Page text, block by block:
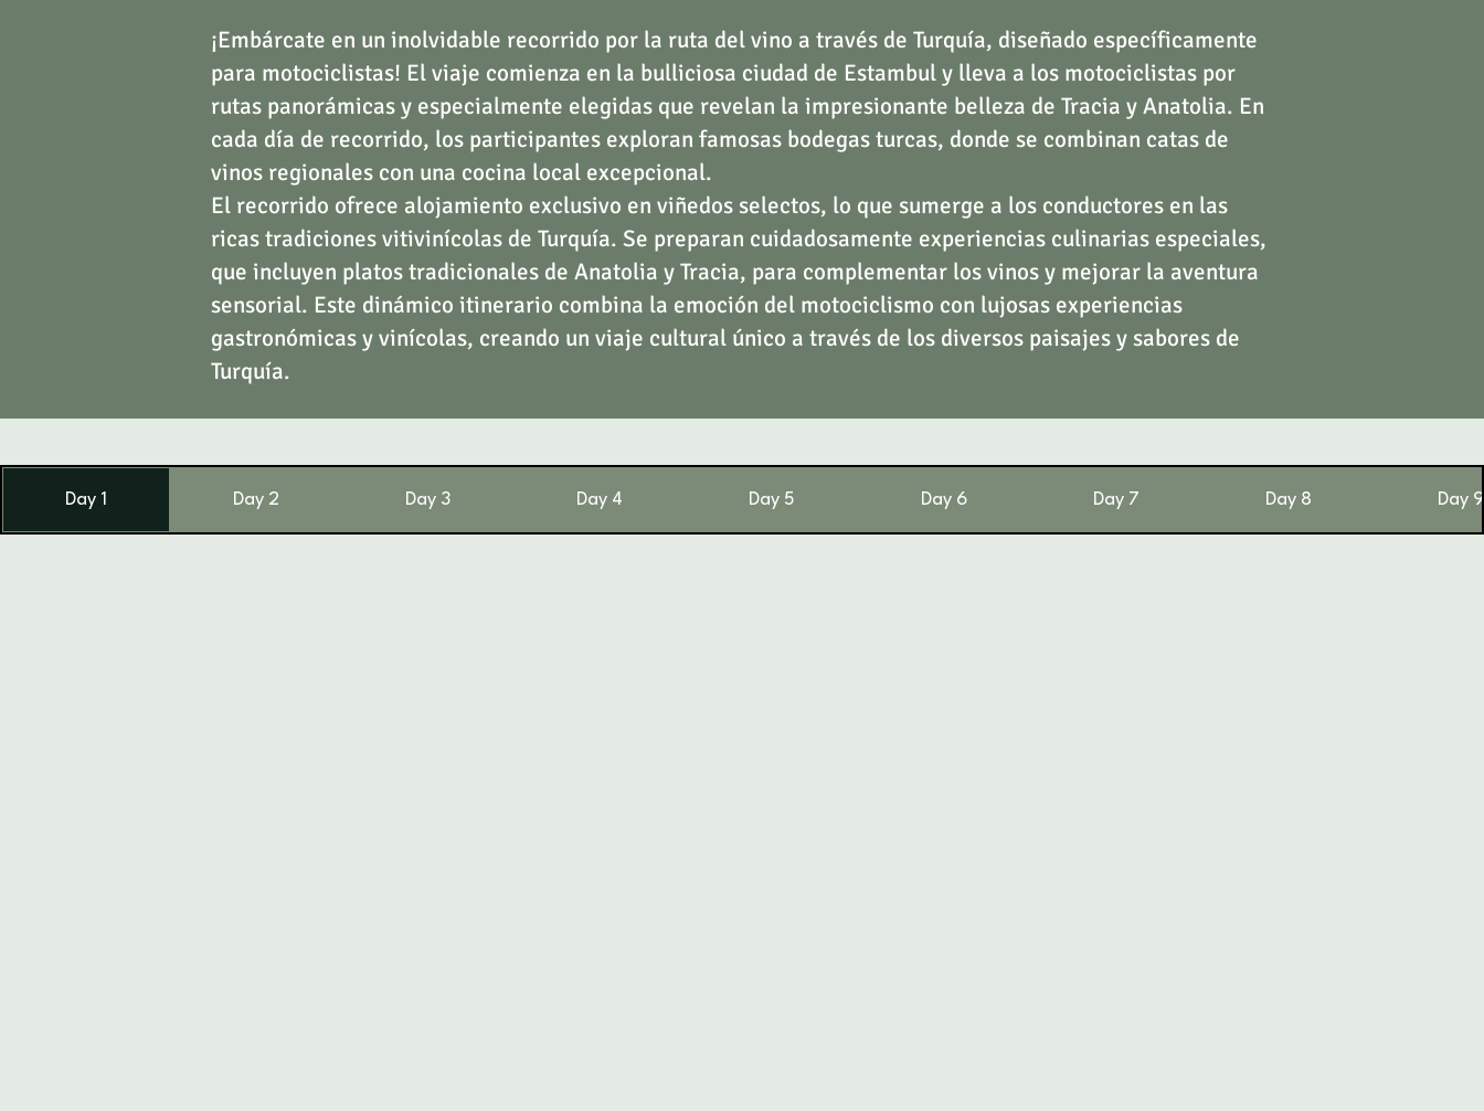
¡Embárcate en un inolvidable recorrido por la ruta del vino a través de Turquía, diseñado específicamente
para motociclistas! El viaje comienza en la bulliciosa ciudad de Estambul y lleva a los motociclistas por
rutas panorámicas y especialmente elegidas que revelan la impresionante belleza de Tracia y Anatolia. En
cada día de recorrido, los participantes exploran famosas bodegas turcas, donde se combinan catas de
vinos regionales con una cocina local excepcional.
El recorrido ofrece alojamiento exclusivo en viñedos selectos, lo que sumerge a los conductores en las
ricas tradiciones vitivinícolas de Turquía. Se preparan cuidadosamente experiencias culinarias especiales,
que incluyen platos tradicionales de Anatolia y Tracia, para complementar los vinos y mejorar la aventura
sensorial. Este dinámico itinerario combina la emoción del motociclismo con lujosas experiencias
gastronómicas y vinícolas, creando un viaje cultural único a través de los diversos paisajes y sabores de
Turquía.
Day 1 Day 2 Day 3 Day 4 Day 5 Day 6 Day 7 Day 8 Day 9